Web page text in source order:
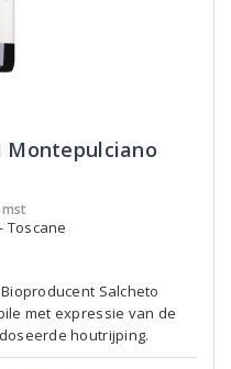
Montepulciano
Toscane
Salcheto
met expressie van de
houtrijping.